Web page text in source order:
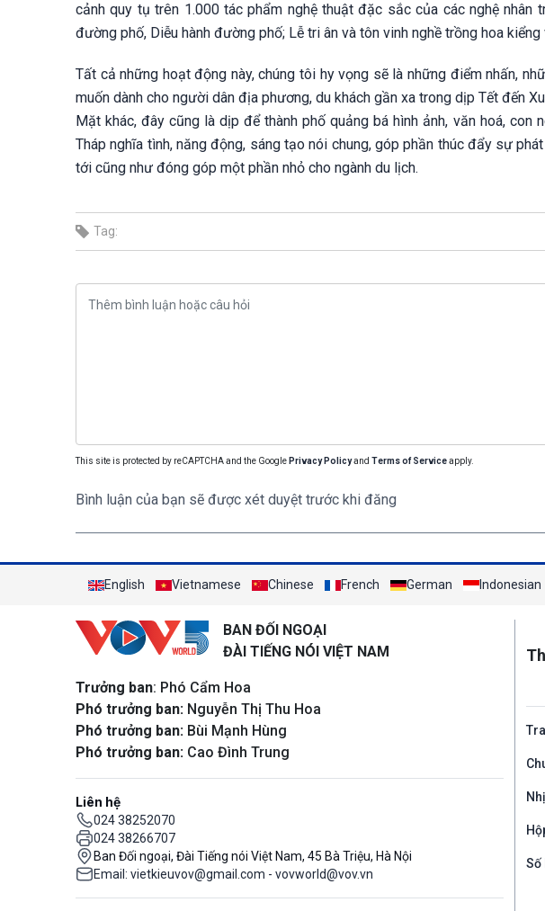
cảnh quy tụ trên 1.000 tác phẩm nghệ thuật đặc sắc của các nghệ nhân
đường phố, Diễu hành đường phố; Lễ tri ân và tôn vinh nghề trồng hoa
Tất cả những hoạt động này, chúng tôi hy vọng sẽ là những điểm nhấn,
muốn dành cho người dân địa phương, du khách gần xa trong dịp Tết đến
Mặt khác, đây cũng là dịp để thành phố quảng bá hình ảnh, văn hoá,
Tháp nghĩa tình, năng động, sáng tạo nói chung, góp phần thúc đẩy sự
tới cũng như đóng góp một phần nhỏ cho ngành du lịch.
Tag:
This site is protected by reCAPTCHA and the Google Privacy Policyand Terms of Serviceapply.
Bình luận của bạn sẽ được xét duyệt trước khi đăng
English Vietnamese Chinese French German Indonesian
BAN ĐỐI NGOẠI
ĐÀI TIẾNG NÓI VIỆT NAM
Trưởng ban: Phó Cẩm Hoa
Phó trưởng ban: Nguyễn Thị Thu Hoa
Phó trưởng ban: Bùi Mạnh Hùng
Phó trưởng ban: Cao Đình Trung
Liên hệ
024 38252070
024 38266707
Ban Đối ngoại, Đài Tiếng nói Việt Nam, 45 Bà Triệu, Hà Nội
Email: vietkieuvov@gmail.com - vovworld@vov.vn
Số